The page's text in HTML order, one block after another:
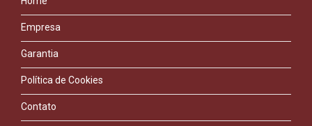
Empresa
Garantia
Política de Cookies
Contato